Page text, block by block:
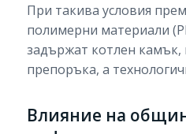
При такива условия
полимерни материали
задържат котлен камък,
препоръка, а
Влияние на